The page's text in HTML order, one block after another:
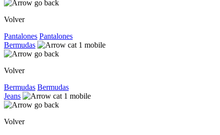
Volver
Pantalones Pantalones
Bermudas
Volver
Bermudas Bermudas
Jeans
Volver